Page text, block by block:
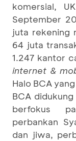
komersial,
September
juta rekening
64 juta
1.247 kantor
internet &
Halo BCA
BCA
berfokus
perbankan
dan jiwa,